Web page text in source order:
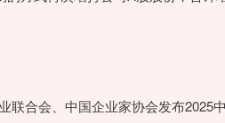
联合会、中国企业家协会发布2025